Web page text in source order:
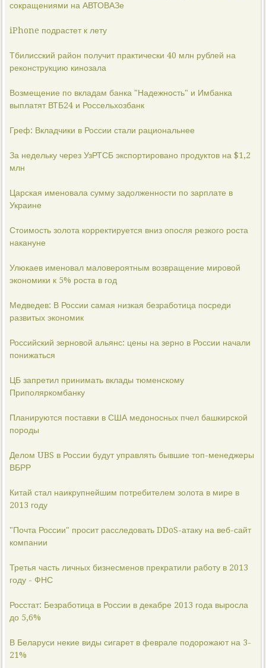
сокращениями на АВТОВАЗе
iPhone подрастет к лету
Тбилисский район получит практически 40 млн рублей на
реконструкцию кинозала
Возмещение по вкладам банка "Надежность" и Имбанка
выплатят ВТБ24 и Россельхозбанк
Греф: Вкладчики в России стали рациональнее
За недельку через УзРТСБ экспортировано продуктов на $1,2
млн
Царская именовала сумму задолженности по зарплате в
Украине
Стоимость золота корректируется вниз опосля резкого роста
накануне
Улюкаев именовал маловероятным возвращение мировой
экономики к 5% роста в год
Медведев: В России самая низкая безработица посреди
развитых экономик
Российский зерновой альянс: цены на зерно в России начали
понижаться
ЦБ запретил принимать вклады тюменскому
Приполяркомбанку
Планируются поставки в США медоносных пчел башкирской
породы
Делом UBS в России будут управлять бывшие топ-менеджеры
ВБРР
Китай стал наикрупнейшим потребителем золота в мире в
2013 году
"Почта России" просит расследовать DDoS-атаку на веб-сайт
компании
Третья часть личных бизнесменов прекратили работу в 2013
году - ФНС
Росстат: Безработица в России в декабре 2013 года выросла
до 5,6%
В Беларуси некие виды сигарет в феврале подорожают на 3-
21%